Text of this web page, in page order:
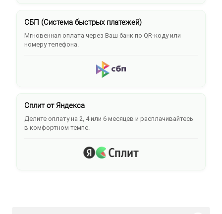
СБП (Система быстрых платежей)
Мгновенная оплата через Ваш банк по QR-коду или
номеру телефона.
Сплит от Яндекса
Делите оплату на 2, 4 или 6 месяцев и расплачивайтесь
в комфортном темпе.